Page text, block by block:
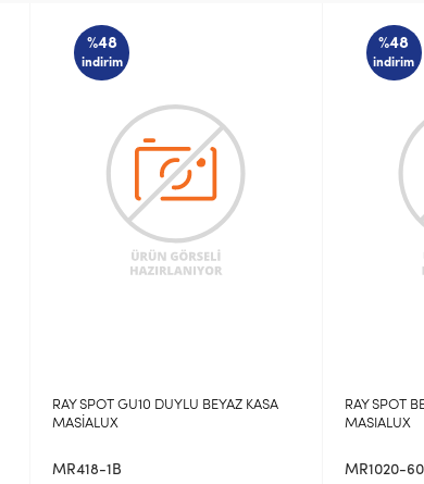
%48
indirim
RAY SPOT GU10 DUYLU BEYAZ KASA
MASİALUX
MR418-1B
%48
indirim
RAY SPOT
MASIALUX
MR1020-60